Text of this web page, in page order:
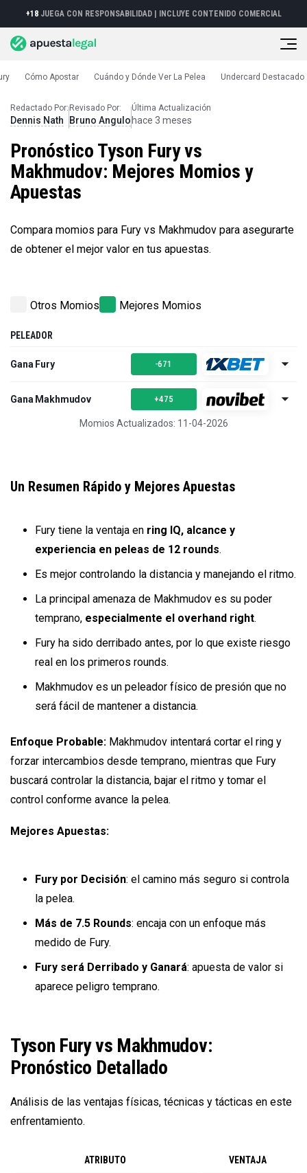
+18JUEGA CON RESPONSABILIDAD | INCLUYE CONTENIDO COMERCIAL
Cómo Apostar Cuándo y Dónde Ver La Pelea Undercard Destacado
Pronósticos Pronóstico Fury
Redactado Por:
Dennis Nath
Revisado Por:
Bruno Angulo
Última Actualización
hace 3 meses
Pronóstico Tyson Fury vs
Makhmudov: Mejores Momios y
Apuestas
Compara momios para Fury vs Makhmudov para asegurarte
de obtener el mejor valor en tus apuestas.
Otros Momios Mejores Momios
PELEADOR
Gana Fury -671
Gana Makhmudov +475
Momios Actualizados: 11-04-2026
Un Resumen Rápido y Mejores Apuestas
Fury tiene la ventaja en ring IQ, alcance y
experiencia en peleas de 12 rounds.
Es mejor controlando la distancia y manejando el ritmo.
La principal amenaza de Makhmudov es su poder
temprano, especialmente el overhand right.
Fury ha sido derribado antes, por lo que existe riesgo
real en los primeros rounds.
Makhmudov es un peleador físico de presión que no
será fácil de mantener a distancia.
Enfoque Probable: Makhmudov intentará cortar el ring y
forzar intercambios desde temprano, mientras que Fury
buscará controlar la distancia, bajar el ritmo y tomar el
control conforme avance la pelea.
Mejores Apuestas:
Fury por Decisión: el camino más seguro si controla
la pelea.
Más de 7.5 Rounds: encaja con un enfoque más
medido de Fury.
Fury será Derribado y Ganará: apuesta de valor si
aparece peligro temprano.
Tyson Fury vs Makhmudov:
Pronóstico Detallado
Análisis de las ventajas físicas, técnicas y tácticas en este
enfrentamiento.
ATRIBUTO VENTAJA